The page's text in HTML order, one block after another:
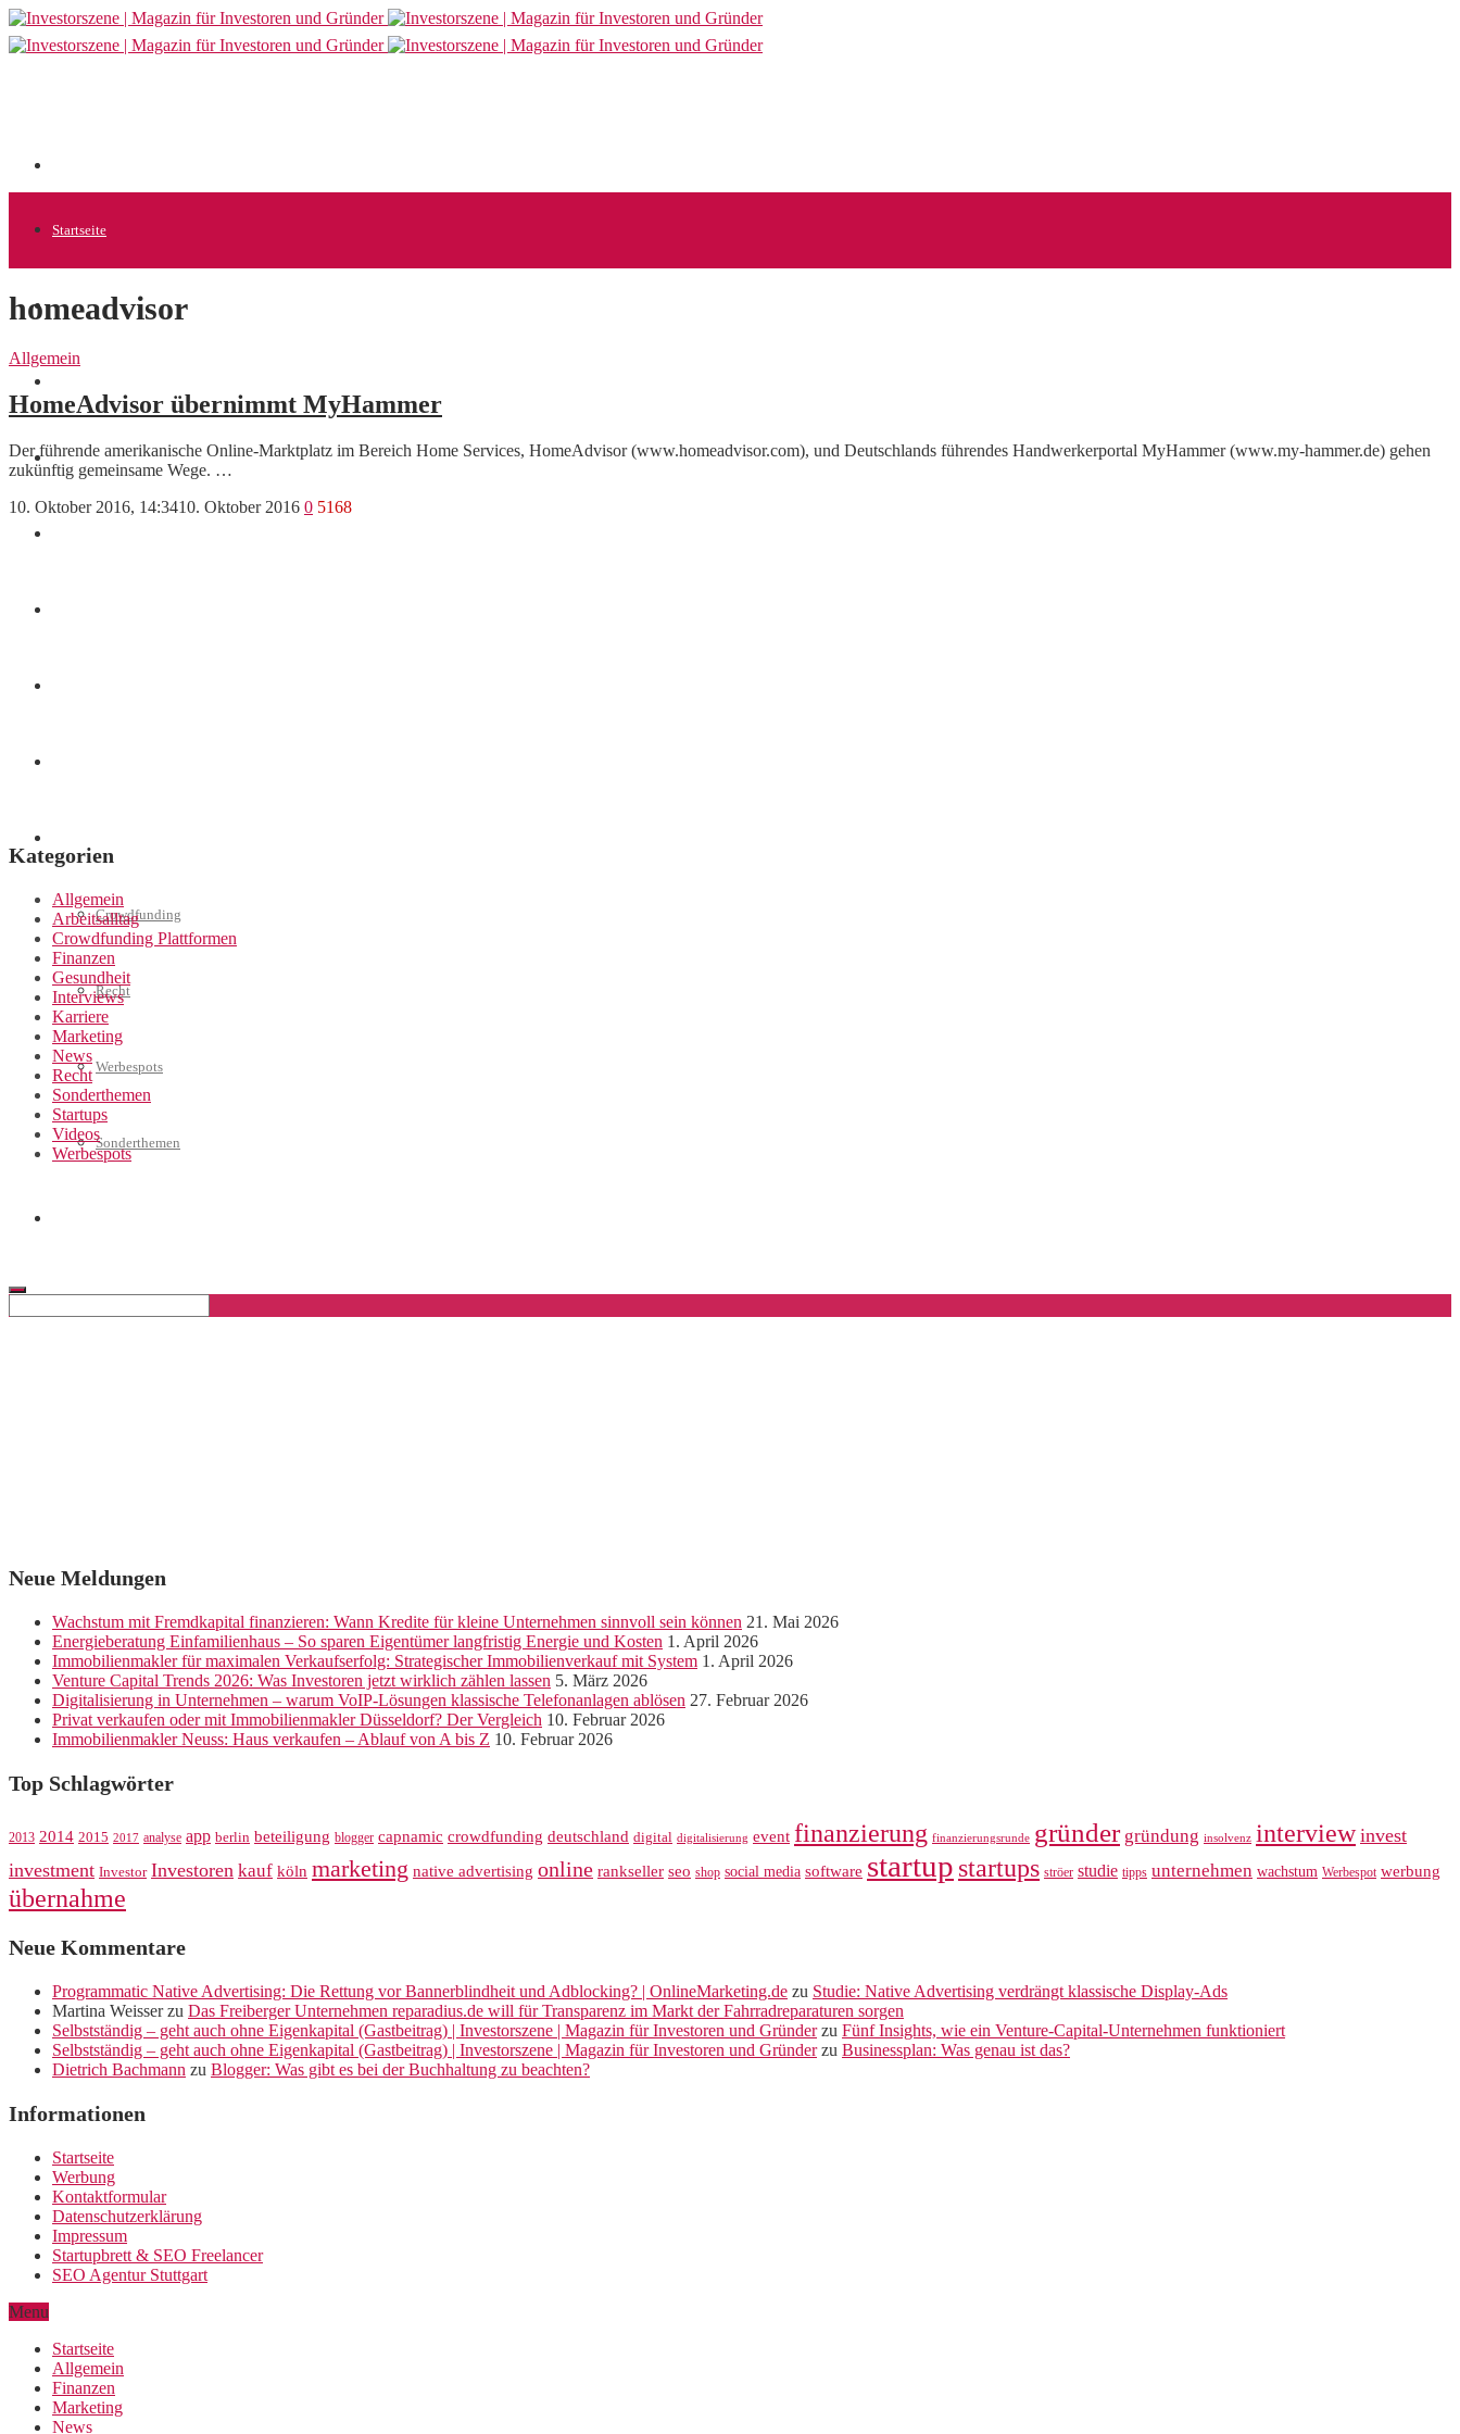
Startseite
Allgemein
News
Crowdfunding
Recht
Werbespots
Sonderthemen
homeadvisor
Allgemein
HomeAdvisor übernimmt MyHammer
Der führende amerikanische Online-Marktplatz im Bereich Home Services, HomeAdvisor (www.homeadvisor.com), und Deutschlands führendes Handwerkerportal MyHammer (www.my-hammer.de) gehen
zukünftig gemeinsame Wege. …
10. Oktober 2016, 14:3410. Oktober 2016 0 5168
Kategorien
Allgemein
Arbeitsalltag
Crowdfunding Plattformen
Finanzen
Gesundheit
Interviews
Karriere
Marketing
News
Recht
Sonderthemen
Startups
Videos
Werbespots
Neue Meldungen
Wachstum mit Fremdkapital finanzieren: Wann Kredite für kleine Unternehmen sinnvoll sein können 21. Mai 2026
Energieberatung Einfamilienhaus – So sparen Eigentümer langfristig Energie und Kosten 1. April 2026
Immobilienmakler für maximalen Verkaufserfolg: Strategischer Immobilienverkauf mit System 1. April 2026
Venture Capital Trends 2026: Was Investoren jetzt wirklich zählen lassen 5. März 2026
Digitalisierung in Unternehmen – warum VoIP-Lösungen klassische Telefonanlagen ablösen 27. Februar 2026
Privat verkaufen oder mit Immobilienmakler Düsseldorf? Der Vergleich 10. Februar 2026
Immobilienmakler Neuss: Haus verkaufen – Ablauf von A bis Z 10. Februar 2026
Top Schlagwörter
2013 2014 2015 2017 analyse app berlin beteiligung blogger capnamic crowdfunding deutschland digital digitalisierung event finanzierung finanzierungsrunde gründer gründung insolvenz interview invest
investment Investor Investoren kauf köln marketing native advertising online rankseller seo shop social media software startup startups ströer studie tipps unternehmen wachstum Werbespot werbung
übernahme
Neue Kommentare
Programmatic Native Advertising: Die Rettung vor Bannerblindheit und Adblocking? | OnlineMarketing.de zu Studie: Native Advertising verdrängt klassische Display-Ads
Martina Weisserzu Das Freiberger Unternehmen reparadius.de will für Transparenz im Markt der Fahrradreparaturen sorgen
Selbstständig – geht auch ohne Eigenkapital (Gastbeitrag) | Investorszene | Magazin für Investoren und Gründerzu Fünf Insights, wie ein Venture-Capital-Unternehmen funktioniert
Selbstständig – geht auch ohne Eigenkapital (Gastbeitrag) | Investorszene | Magazin für Investoren und Gründerzu Businessplan: Was genau ist das?
Dietrich Bachmann zu Blogger: Was gibt es bei der Buchhaltung zu beachten?
Informationen
Startseite
Werbung
Kontaktformular
Datenschutzerklärung
Impressum
Startupbrett & SEO Freelancer
SEO Agentur Stuttgart
Menu
Startseite
Allgemein
Finanzen
Marketing
News